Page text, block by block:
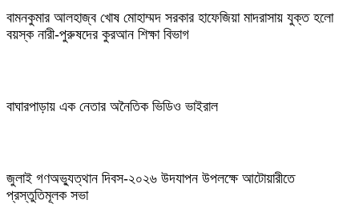
বামনকুমার আলহাজ্ব খোষ মোহাম্মদ সরকার হাফেজিয়া মাদরাসায় যুক্ত হলো
বয়স্ক নারী-পুরুষদের কুরআন শিক্ষা বিভাগ
বাঘারপাড়ায় এক নেতার অনৈতিক ভিডিও ভাইরাল
জুলাই গণঅভ্যুত্থান দিবস-২০২৬ উদযাপন উপলক্ষে আটোয়ারীতে
প্রস্তুতিমূলক সভা